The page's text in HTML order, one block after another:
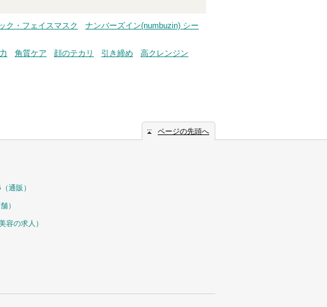
ク・フェイスマスク
ナンバーズイン(numbuzin) シー
角質ケア 顔のテカリ 引き締め
高クレンジン
ページの先頭へ
（通販）
）
美容の求人）